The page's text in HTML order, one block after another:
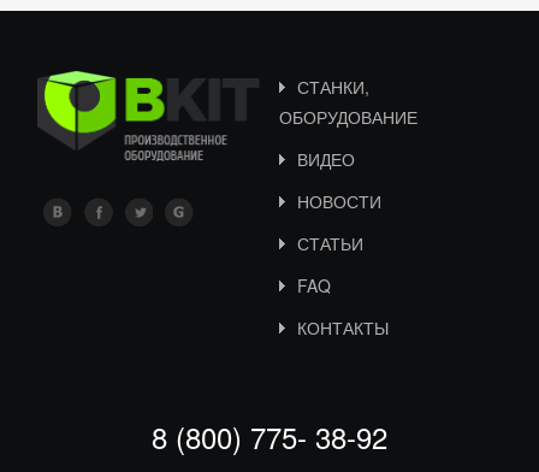
СТАНКИ,
ОБОРУДОВАНИЕ
ВИДЕО
НОВОСТИ
СТАТЬИ
FAQ
КОНТАКТЫ
8 (800) 775- 38-92